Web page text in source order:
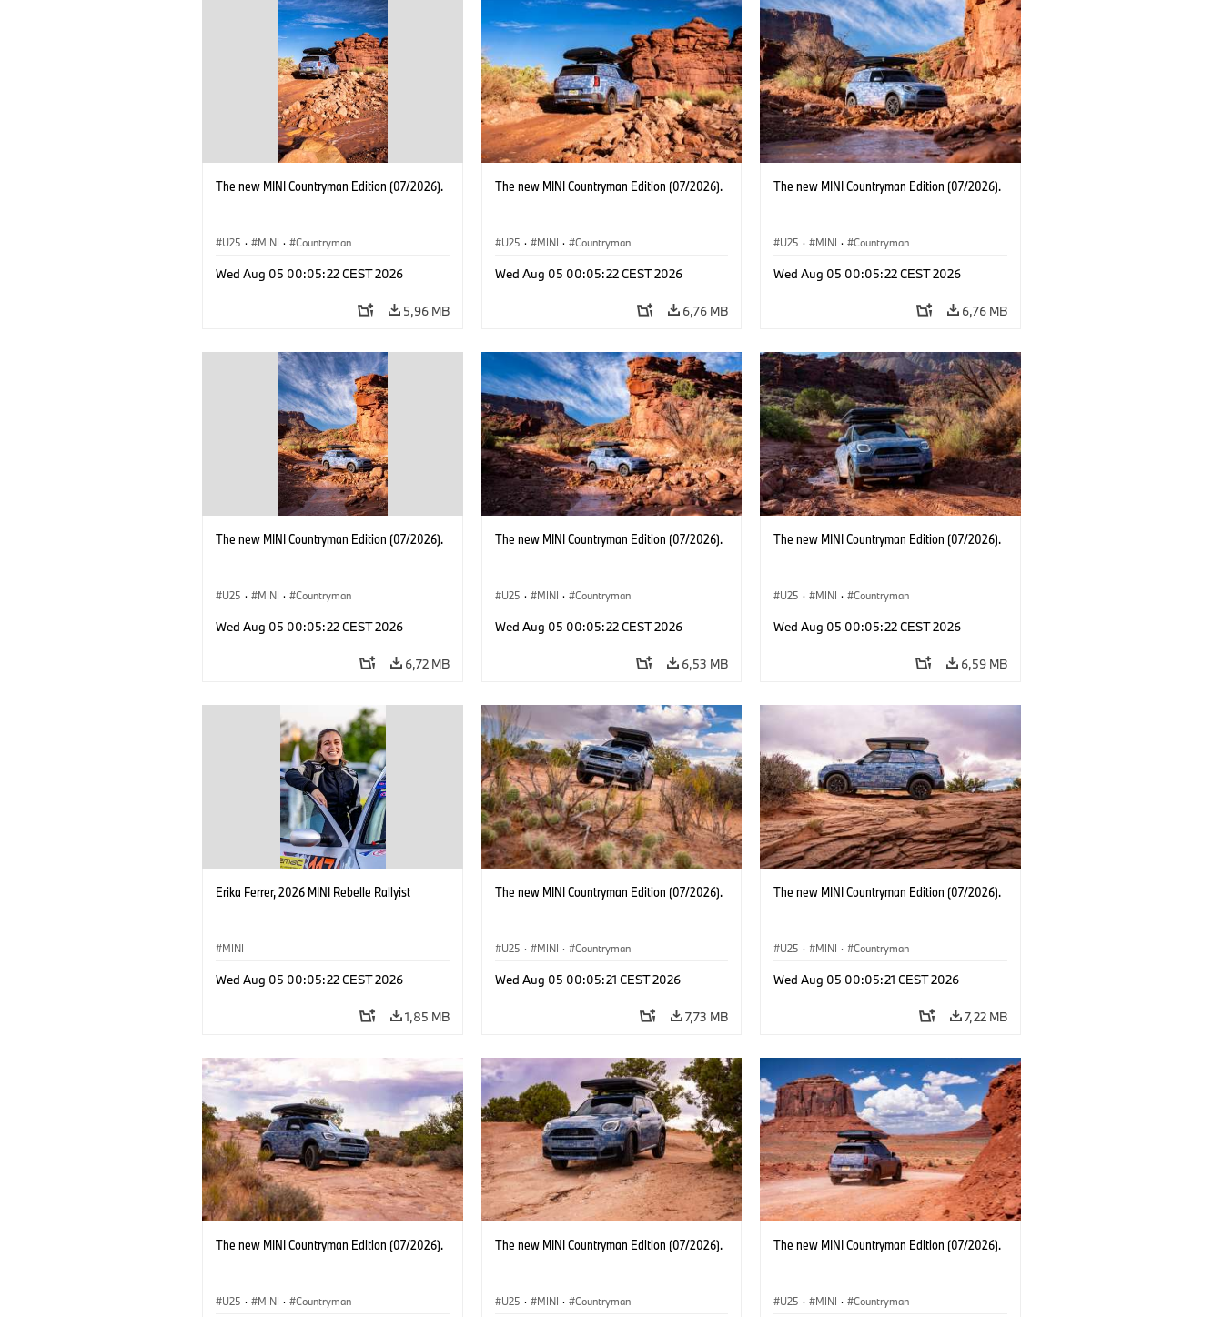
The new MINI Countryman Edition (07/2026).
U25 · MINI · Countryman
Wed Aug 05 00:05:22 CEST 2026
5,96 MB
The new MINI Countryman Edition (07/2026).
U25 · MINI · Countryman
Wed Aug 05 00:05:22 CEST 2026
6,76 MB
The new MINI Countryman Edition (07/2026).
U25 · MINI · Countryman
Wed Aug 05 00:05:22 CEST 2026
6,76 MB
The new MINI Countryman Edition (07/2026).
U25 · MINI · Countryman
Wed Aug 05 00:05:22 CEST 2026
6,72 MB
The new MINI Countryman Edition (07/2026).
U25 · MINI · Countryman
Wed Aug 05 00:05:22 CEST 2026
6,53 MB
The new MINI Countryman Edition (07/2026).
U25 · MINI · Countryman
Wed Aug 05 00:05:22 CEST 2026
6,59 MB
Erika Ferrer, 2026 MINI Rebelle Rallyist
MINI
Wed Aug 05 00:05:22 CEST 2026
1,85 MB
The new MINI Countryman Edition (07/2026).
U25 · MINI · Countryman
Wed Aug 05 00:05:21 CEST 2026
7,73 MB
The new MINI Countryman Edition (07/2026).
U25 · MINI · Countryman
Wed Aug 05 00:05:21 CEST 2026
7,22 MB
The new MINI Countryman Edition (07/2026).
U25 · MINI · Countryman
The new MINI Countryman Edition (07/2026).
U25 · MINI · Countryman
The new MINI Countryman Edition (07/2026).
U25 · MINI · Countryman